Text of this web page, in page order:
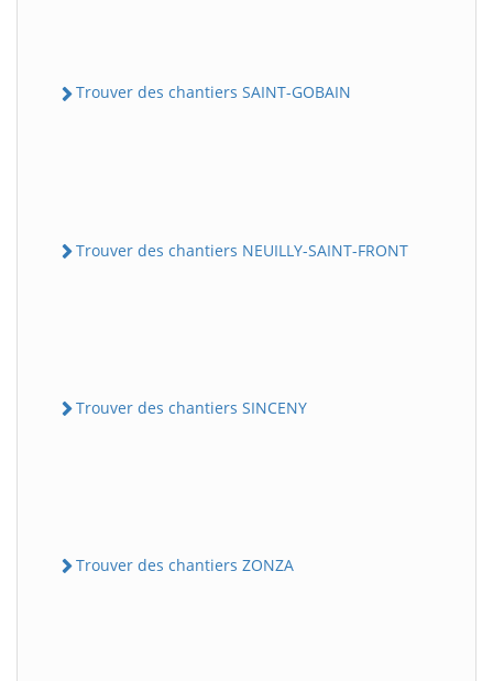
Trouver des chantiers SAINT-GOBAIN
Trouver des chantiers NEUILLY-SAINT-FRONT
Trouver des chantiers SINCENY
Trouver des chantiers ZONZA